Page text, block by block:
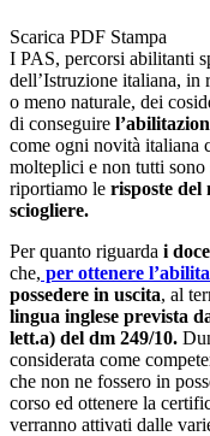
Scarica PDF Stampa
I PAS, percorsi abilitanti
dell’Istruzione italiana, in
o meno naturale, dei
di conseguire
come ogni novità italiana
molteplici e non tutti
riportiamo le risposte del
sciogliere.
Per quanto riguarda i
che, per ottenere
possedere in uscita, al
lingua inglese prevista
lett.a) del dm 249/10.
considerata come
che non ne fossero in
corso ed ottenere la
verranno attivati dalle